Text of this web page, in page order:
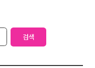
검색